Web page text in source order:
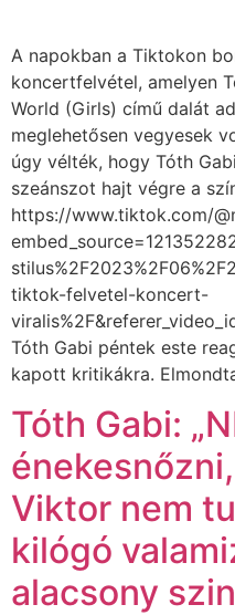
A napokban a Tiktokon
koncertfelvétel, amelyen
World (Girls) című dalát
meglehetősen vegyesek
úgy vélték, hogy Tóth
szeánszot hajt végre a
https://www.tiktok.com/
tiktok-felvetel-koncert-
Tóth Gabi péntek este
kapott kritikákra.
Tóth Gabi:
Viktor nem
kilógó
alacsony